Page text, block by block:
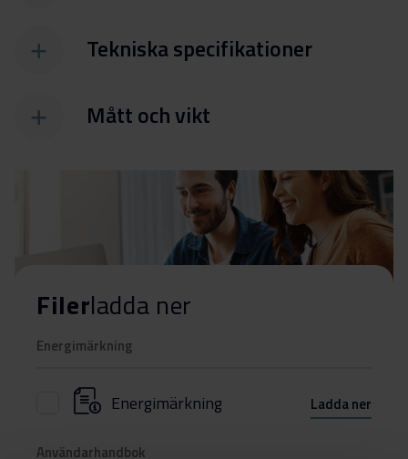
Tekniska specifikationer
Mått och vikt
Filerladda ner
Energimärkning
Energimärkning Ladda ner
Användarhandbok